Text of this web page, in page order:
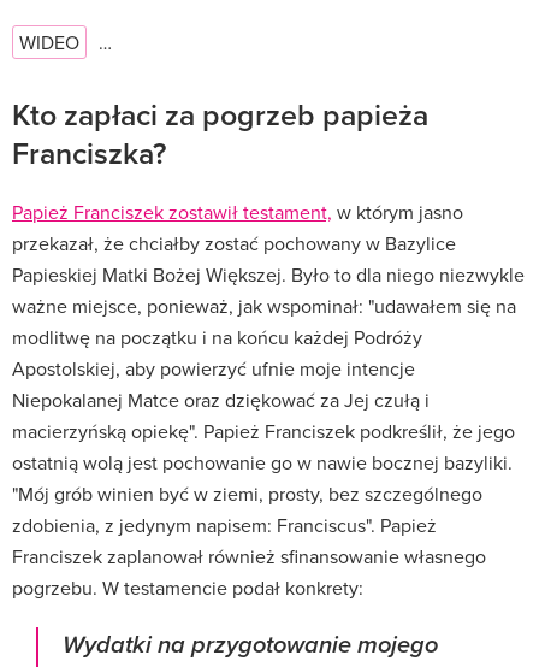
WIDEO …
Kto zapłaci za pogrzeb papieża
Franciszka?
Papież Franciszek zostawił testament, w którym jasno
przekazał, że chciałby zostać pochowany w Bazylice
Papieskiej Matki Bożej Większej. Było to dla niego niezwykle
ważne miejsce, ponieważ, jak wspominał: "udawałem się na
modlitwę na początku i na końcu każdej Podróży
Apostolskiej, aby powierzyć ufnie moje intencje
Niepokalanej Matce oraz dziękować za Jej czułą i
macierzyńską opiekę". Papież Franciszek podkreślił, że jego
ostatnią wolą jest pochowanie go w nawie bocznej bazyliki.
"Mój grób winien być w ziemi, prosty, bez szczególnego
zdobienia, z jedynym napisem: Franciscus". Papież
Franciszek zaplanował również sfinansowanie własnego
pogrzebu. W testamencie podał konkrety:
Wydatki na przygotowanie mojego